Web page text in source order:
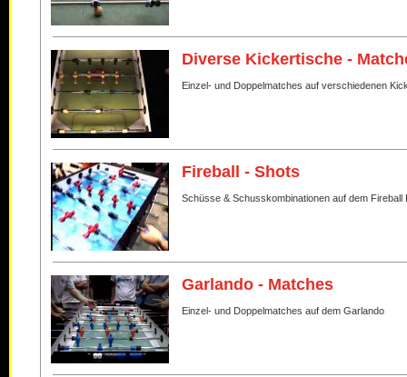
Diverse Kickertische -
Einzel- und Doppelmatches auf verschiedenen
Fireball - Shots
Schüsse & Schusskombinationen auf dem Fireball
Garlando - Matches
Einzel- und Doppelmatches auf dem Garlando